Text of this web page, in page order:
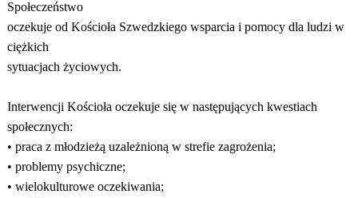
Społeczeństwo
oczekuje od Kościoła Szwedzkiego wsparcia i pomocy dla ludzi w
ciężkich
sytuacjach życiowych.
Interwencji Kościoła oczekuje się w następujących kwestiach
społecznych:
• praca z młodzieżą uzależnioną w strefie zagrożenia;
• problemy psychiczne;
• wielokulturowe oczekiwania;